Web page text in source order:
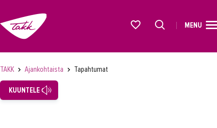
OPISKELIJAKSI
YRITYKSILLE
MENU
TAKK Ajankohtaista Tapahtumat
KUUNTELE